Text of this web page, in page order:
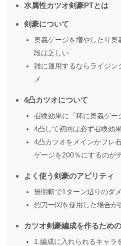
水属性カツオ剣豪PTとは
剣豪について
奥義ゲージを増やしたり
段は乏しい
雑に運用するならライジン
メ
4凸カツオについて
召喚効果に「稀に奥義ゲー
4凸して初回は必ず召喚効
4凸カツオをメインかフレ
ゲージを200％にするのが
よく使う剣豪のアビリティ
無明斬で1ターン辺りのダ
烈刀一閃を使用した場合が
カツオ剣豪編成を作るため
1.編成に入れられるキャラ